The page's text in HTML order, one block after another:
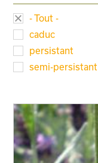
- Tout -
caduc
persistant
semi-persistant
Taille adulte
Floraison
Exposition